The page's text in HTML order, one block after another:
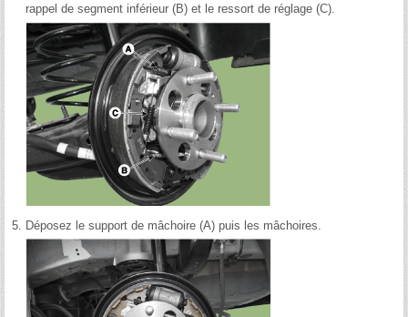
rappel de segment inférieur (B) et le ressort de réglage (C).
5. Déposez le support de mâchoire (A) puis les mâchoires.